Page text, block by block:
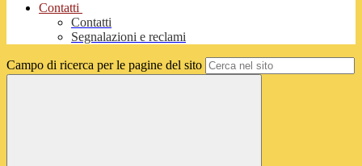
Contatti
Contatti
Segnalazioni e reclami
Campo di ricerca per le pagine del sito